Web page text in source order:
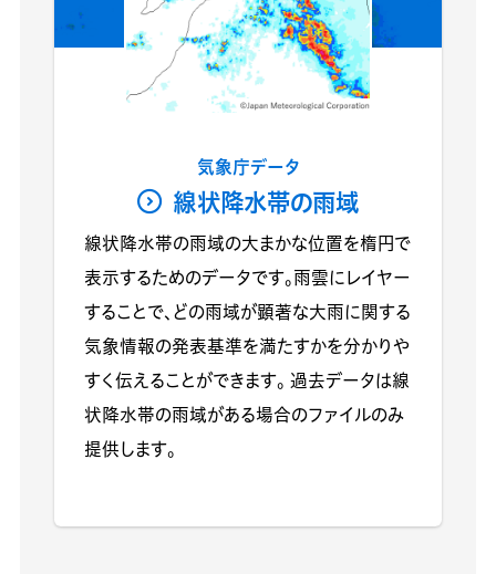
気象庁データ
線状降水帯の雨域
線状降水帯の雨域の大まかな位置を楕円で
表示するためのデータです。雨雲にレイヤー
することで、どの雨域が顕著な大雨に関する
気象情報の発表基準を満たすかを分かりや
すく伝えることができます。 過去データは線
状降水帯の雨域がある場合のファイルのみ
提供します。